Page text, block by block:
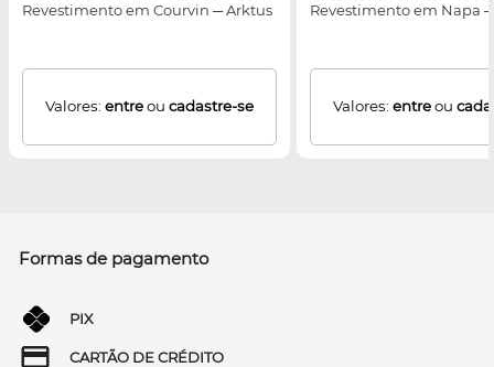
Revestimento em Courvin ─ Arktus
Valores: entreou cadastre-se
Revestimento em Napa
Valores: entreou
Formas de pagamento
PIX
CARTÃO DE CRÉDITO